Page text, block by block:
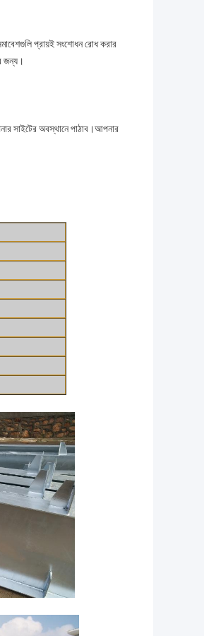
প্রায়ই সংশোধন রোধ করার
জন্য।
সাইটের অবস্থানে পাঠাব।আপনার